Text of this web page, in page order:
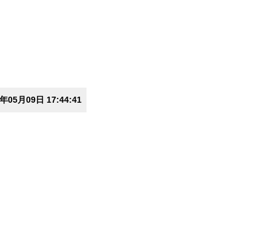
05月09日 17:44:41